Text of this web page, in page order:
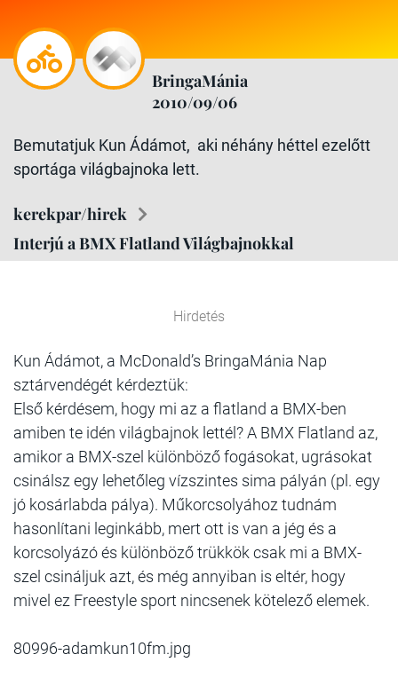
BringaMánia
2010/09/06
Bemutatjuk Kun Ádámot, aki néhány héttel ezelőtt
sportága világbajnoka lett.
kerekpar/hirek
Interjú a BMX Flatland Világbajnokkal
Hirdetés
Kun Ádámot, a McDonald’s BringaMánia Nap
sztárvendégét kérdeztük:
Első kérdésem, hogy mi az a flatland a BMX-ben
amiben te idén világbajnok lettél? A BMX Flatland az,
amikor a BMX-szel különböző fogásokat, ugrásokat
csinálsz egy lehetőleg vízszintes sima pályán (pl. egy
jó kosárlabda pálya). Műkorcsolyához tudnám
hasonlítani leginkább, mert ott is van a jég és a
korcsolyázó és különböző trükkök csak mi a BMX-
szel csináljuk azt, és még annyiban is eltér, hogy
mivel ez Freestyle sport nincsenek kötelező elemek.
80996-adamkun10fm.jpg